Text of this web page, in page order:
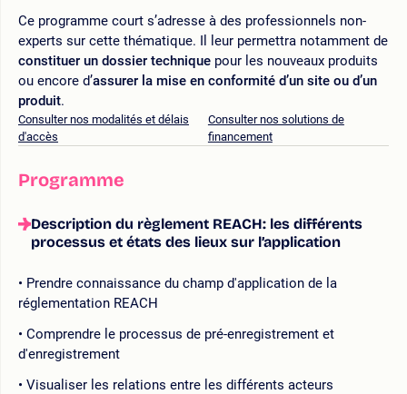
Ce programme court s’adresse à des professionnels non-
experts sur cette thématique. Il leur permettra notamment de
constituer un dossier technique pour les nouveaux produits
ou encore d’assurer la mise en conformité d’un site ou d’un
produit.
Consulter nos modalités et délais
d'accès
Consulter nos solutions de
financement
Programme
Description du règlement REACH: les différents
processus et états des lieux sur l’application
Prendre connaissance du champ d'application de la
réglementation REACH
Comprendre le processus de pré-enregistrement et
d'enregistrement
Visualiser les relations entre les différents acteurs